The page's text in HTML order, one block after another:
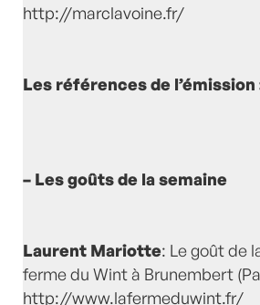
http://marclavoine.fr/
Les références de l’émission
– Les goûts de la semaine
Laurent Mariotte: Le goût de
ferme du Wint à Brunembert
http://www.lafermeduwint.fr/